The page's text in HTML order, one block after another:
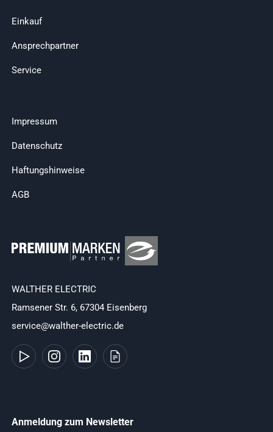
Einkauf
Ansprechpartner
Service
Impressum
Datenschutz
Haftungshinweise
AGB
WALTHER ELECTRIC
Ramsener Str. 6, 67304 Eisenberg
service@walther-electric.de
Anmeldung zum Newsletter